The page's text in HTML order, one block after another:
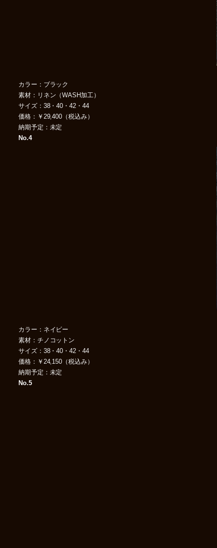
カラー：ブラック
素材：リネン（WASH加工）
サイズ：38・40・42・44
価格：￥29,400（税込み）
納期予定：未定
No.4
カラー：ネイビー
素材：チノコットン
サイズ：38・40・42・44
価格：￥24,150（税込み）
納期予定：未定
No.5